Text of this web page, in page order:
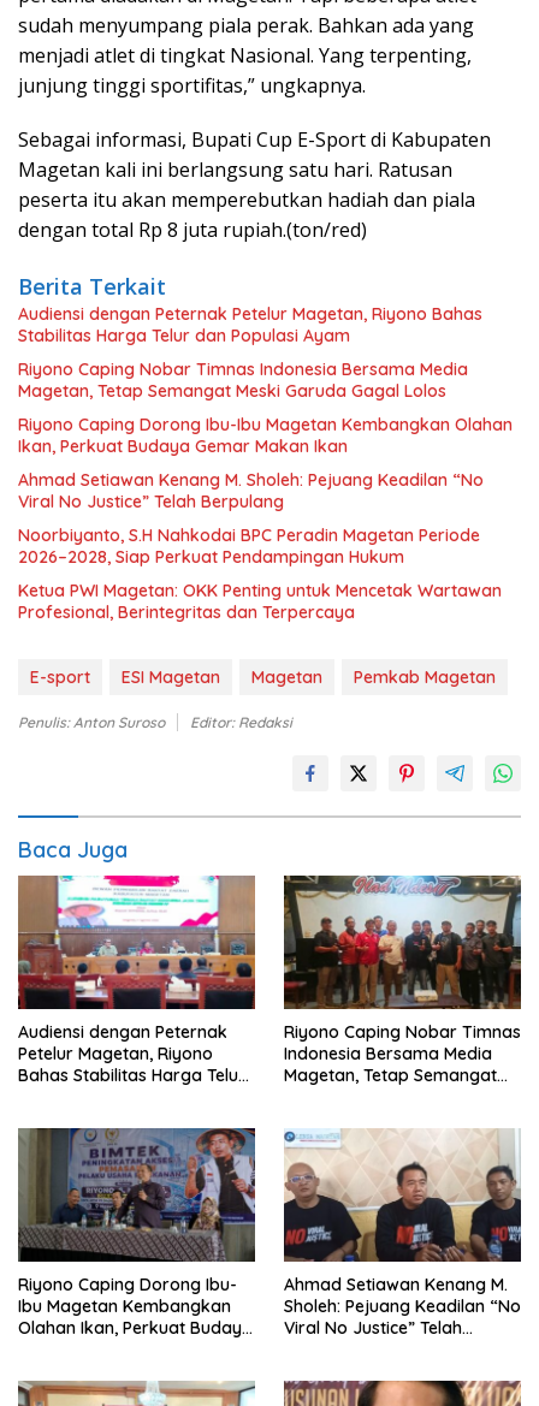
sudah menyumpang piala perak. Bahkan ada yang
menjadi atlet di tingkat Nasional. Yang terpenting,
junjung tinggi sportifitas,” ungkapnya.
Sebagai informasi, Bupati Cup E-Sport di Kabupaten
Magetan kali ini berlangsung satu hari. Ratusan
peserta itu akan memperebutkan hadiah dan piala
dengan total Rp 8 juta rupiah.(ton/red)
Berita Terkait
Audiensi dengan Peternak Petelur Magetan, Riyono Bahas
Stabilitas Harga Telur dan Populasi Ayam
Riyono Caping Nobar Timnas Indonesia Bersama Media
Magetan, Tetap Semangat Meski Garuda Gagal Lolos
Riyono Caping Dorong Ibu-Ibu Magetan Kembangkan Olahan
Ikan, Perkuat Budaya Gemar Makan Ikan
Ahmad Setiawan Kenang M. Sholeh: Pejuang Keadilan “No
Viral No Justice” Telah Berpulang
Noorbiyanto, S.H Nahkodai BPC Peradin Magetan Periode
2026–2028, Siap Perkuat Pendampingan Hukum
Ketua PWI Magetan: OKK Penting untuk Mencetak Wartawan
Profesional, Berintegritas dan Terpercaya
E-sport ESI Magetan Magetan Pemkab Magetan
Penulis: Anton Suroso Editor: Redaksi
Baca Juga
Audiensi dengan Peternak
Petelur Magetan, Riyono
Bahas Stabilitas Harga Telur
Riyono Caping Nobar Timnas
Indonesia Bersama Media
Magetan, Tetap Semangat
Riyono Caping Dorong Ibu-
Ibu Magetan Kembangkan
Olahan Ikan, Perkuat Budaya
Ahmad Setiawan Kenang M.
Sholeh: Pejuang Keadilan “No
Viral No Justice” Telah